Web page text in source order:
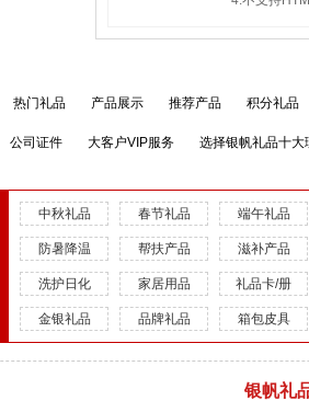
热门礼品 产品展示 推荐产品 积分礼品
公司证件 大客户VIP服务 选择银帆礼品十大
中秋礼品 春节礼品 端午礼品
防暑降温 帮扶产品 滋补产品
洗护日化 家居用品 礼品卡/册
金银礼品 品牌礼品 箱包皮具
银帆礼